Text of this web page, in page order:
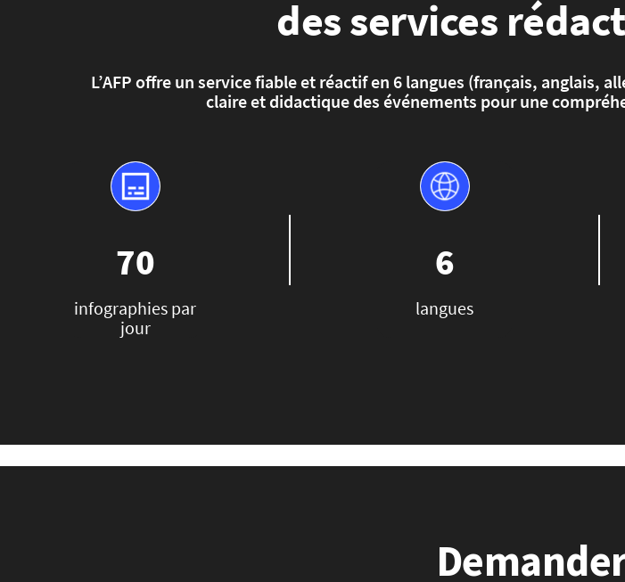
des services
L’AFP offre un service fiable et réactif en 6 langues (français,
claire et didactique des événements pour une
70
infographies par
jour
6
langues